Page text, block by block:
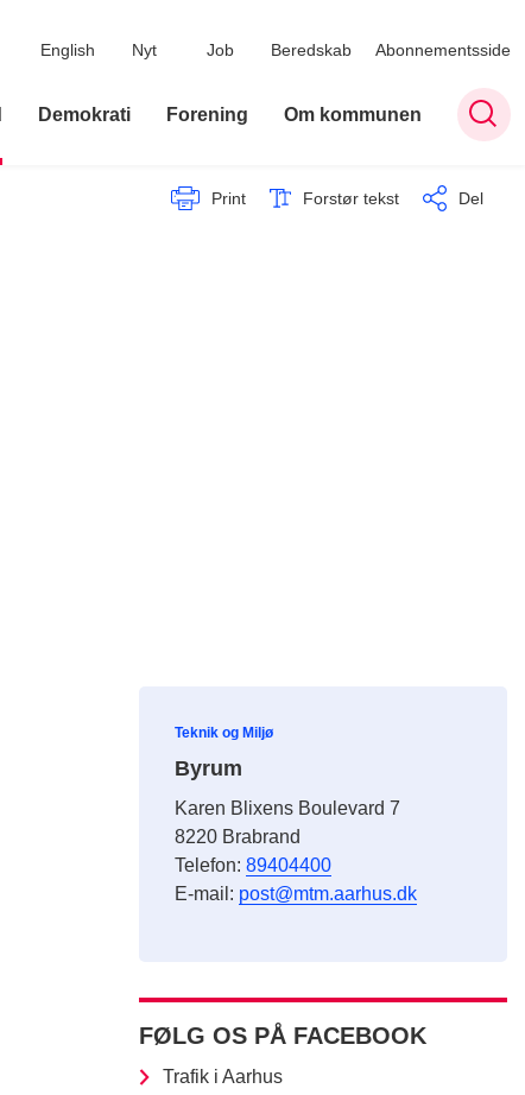
English Nyt Job Beredskab Abonnementsside
Demokrati Forening Om kommunen
Print Forstør tekst Del
Teknik og Miljø
Byrum
Karen Blixens Boulevard 7
8220 Brabrand
Telefon:89404400
E-mail: post@mtm.aarhus.dk
FØLG OS PÅ FACEBOOK
Trafik i Aarhus